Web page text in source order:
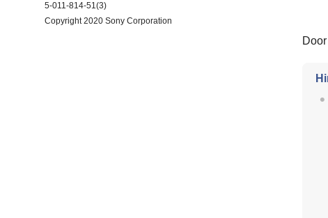
5-011-814-51(3)
Copyright 2020 Sony Corporation